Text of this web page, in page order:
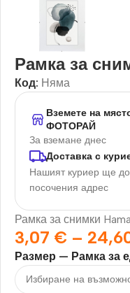
Рамка за
Код: Няма
Вземете на
ФОТОРАЙ
За вземане днес
Доставка с
Нашият куриер ще
посочения адрес
Рамка за снимки
3,07 € –
Размер — Рамка за